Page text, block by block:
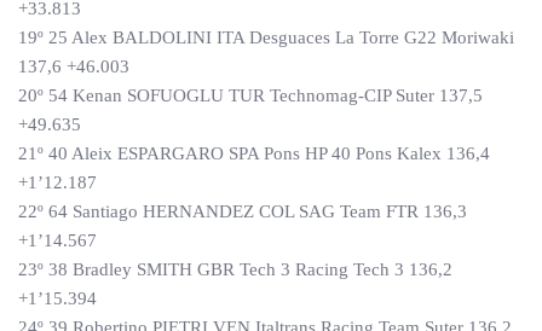
+33.813
19º 25 Alex BALDOLINI ITA Desguaces La Torre G22 Moriwaki
137,6 +46.003
20º 54 Kenan SOFUOGLU TUR Technomag-CIP Suter 137,5
+49.635
21º 40 Aleix ESPARGARO SPA Pons HP 40 Pons Kalex 136,4
+1’12.187
22º 64 Santiago HERNANDEZ COL SAG Team FTR 136,3
+1’14.567
23º 38 Bradley SMITH GBR Tech 3 Racing Tech 3 136,2
+1’15.394